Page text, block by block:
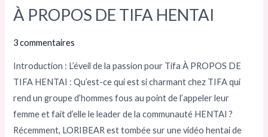
À PROPOS DE TIFA HENTAI
3 commentaires
Introduction : L’éveil de la passion pour Tifa À PROPOS DE
TIFA HENTAI : Qu’est-ce qui est si charmant chez TIFA qui
rend un groupe d’hommes fous au point de l’appeler leur
femme et fait d’elle le leader de la communauté HENTAI ?
Récemment, LORIBEAR est tombée sur une vidéo hentai de
À
DE